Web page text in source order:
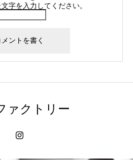
字を入力してください。
ァクトリー